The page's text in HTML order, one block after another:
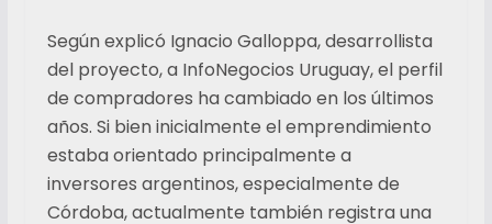
Según explicó Ignacio Galloppa, desarrollista
del proyecto, a InfoNegocios Uruguay, el perfil
de compradores ha cambiado en los últimos
años. Si bien inicialmente el emprendimiento
estaba orientado principalmente a
inversores argentinos, especialmente de
Córdoba, actualmente también registra una